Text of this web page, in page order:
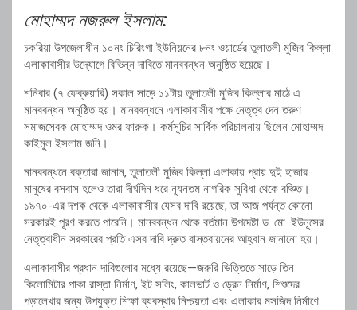
মোহাম্মদ নজরুল ইসলাম:
চকরিয়া উপজেলাধীন ১০নং চিরিংগা ইউনিয়নের ৮নং ওয়ার্ডের তুলাতলী মুজিব কিল্লা
এলাকাবাসীর উদ্যোগে বিভিন্ন দাবিতে মানববন্ধন অনুষ্ঠিত হয়েছে।
শনিবার (৭ ফেব্রুয়ারি) সকাল সাড়ে ১১টায় তুলাতলী মুজিব কিল্লার মাঠে এ
মানববন্ধন অনুষ্ঠিত হয়। মানববন্ধনে এলাকাবাসীর পক্ষে নেতৃত্ব দেন তরুণ
সমাজসেবক মোহাম্মদ ওমর ফারুক। কর্মসূচির সার্বিক পরিচালনায় ছিলেন মোহাম্মদ
কাইমুল ইসলাম জনি।
মানববন্ধনে বক্তারা জানান, তুলাতলী মুজিব কিল্লা এলাকায় প্রায় দুই হাজার
মানুষের বসবাস হলেও তারা দীর্ঘদিন ধরে ন্যূনতম নাগরিক সুবিধা থেকে বঞ্চিত।
১৯৭০-এর দশক থেকে এলাকাবাসীর যেসব দাবি রয়েছে, তা আজ পর্যন্ত কোনো
সরকারই পূরণ করতে পারেনি। মানববন্ধন থেকে বর্তমান উপদেষ্টা ড. মো. ইউনূসের
নেতৃত্বাধীন সরকারের প্রতি এসব দাবি দ্রুত বাস্তবায়নের আহ্বান জানানো হয়।
এলাকাবাসীর প্রধান দাবিগুলোর মধ্যে রয়েছে—জরুরি ভিত্তিতে সাড়ে তিন
কিলোমিটার পাকা রাস্তা নির্মাণ, ইট সলিং, কালভার্ট ও ড্রেন নির্মাণ, শিশুদের
পড়ালেখার জন্য উপযুক্ত শিক্ষা ব্যবস্থার নিশ্চয়তা এবং এলাকার মসজিদ নির্মাণে